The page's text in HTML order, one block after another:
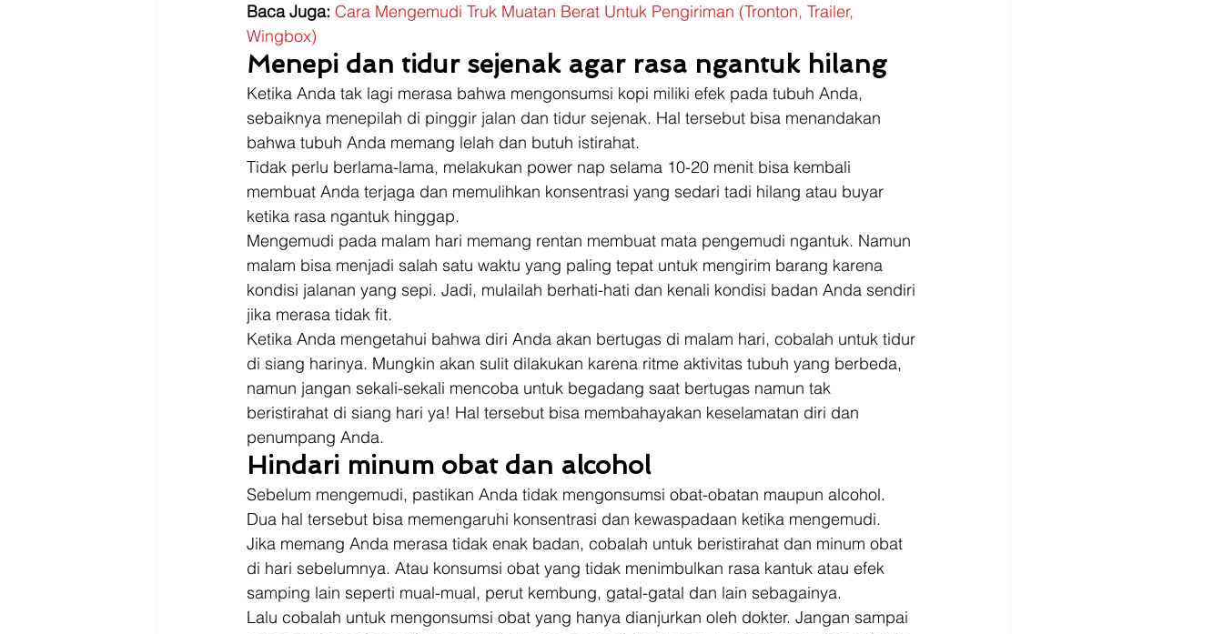
Baca Juga: Cara Mengemudi Truk Muatan Berat Untuk Pengiriman (Tronton, Trailer,
Wingbox)
Menepi dan tidur sejenak agar rasa ngantuk hilang
Ketika Anda tak lagi merasa bahwa mengonsumsi kopi miliki efek pada tubuh Anda,
sebaiknya menepilah di pinggir jalan dan tidur sejenak. Hal tersebut bisa menandakan
bahwa tubuh Anda memang lelah dan butuh istirahat.
Tidak perlu berlama-lama, melakukan power nap selama 10-20 menit bisa kembali
membuat Anda terjaga dan memulihkan konsentrasi yang sedari tadi hilang atau buyar
ketika rasa ngantuk hinggap.
Mengemudi pada malam hari memang rentan membuat mata pengemudi ngantuk. Namun
malam bisa menjadi salah satu waktu yang paling tepat untuk mengirim barang karena
kondisi jalanan yang sepi. Jadi, mulailah berhati-hati dan kenali kondisi badan Anda sendiri
jika merasa tidak fit.
Ketika Anda mengetahui bahwa diri Anda akan bertugas di malam hari, cobalah untuk tidur
di siang harinya. Mungkin akan sulit dilakukan karena ritme aktivitas tubuh yang berbeda,
namun jangan sekali-sekali mencoba untuk begadang saat bertugas namun tak
beristirahat di siang hari ya! Hal tersebut bisa membahayakan keselamatan diri dan
penumpang Anda.
Hindari minum obat dan alcohol
Sebelum mengemudi, pastikan Anda tidak mengonsumsi obat-obatan maupun alcohol.
Dua hal tersebut bisa memengaruhi konsentrasi dan kewaspadaan ketika mengemudi.
Jika memang Anda merasa tidak enak badan, cobalah untuk beristirahat dan minum obat
di hari sebelumnya. Atau konsumsi obat yang tidak menimbulkan rasa kantuk atau efek
samping lain seperti mual-mual, perut kembung, gatal-gatal dan lain sebagainya.
Lalu cobalah untuk mengonsumsi obat yang hanya dianjurkan oleh dokter. Jangan sampai